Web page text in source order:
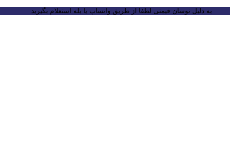
به دلیل نوسان قیمتی لطفا از طریق واتساپ یا بله استعلام بگیرید